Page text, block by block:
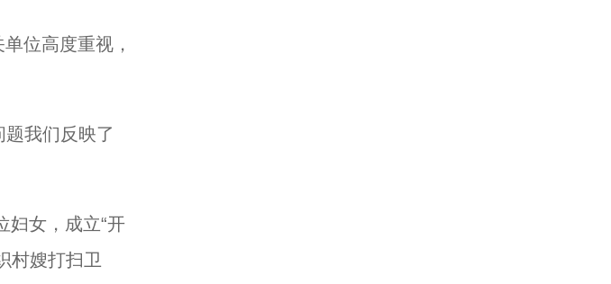
位高度重视，
我们反映了
女，成立“开
村嫂打扫卫